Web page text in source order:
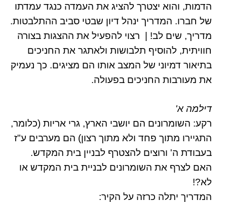
הדמות, והוא יצטרך להציג את העמדה כנגד עמדתו
של חברו. המדריך ינהל דיון שבטי סביב ההתלבטות.
מדריך, שים לב! | רצוי להפעיל את ההצגות בצורה
חוויתית, להוסיף תלבושות ולאתגר את החניכים
בתיאור דמיוני של המצב אותו הם מציגים. כך נעמיק
את מעורבות החניכים בפעולה.
דילמה א'
רקע: השומרונים הם יושבי הארץ, גרי אריות (כלומר,
התגיירו מתוך פחד ולא מתוך רצון) הם מערבים ע"ז
בעבודת ה' ורוצים להצטרף לבניין בית המקדש.
האם לצרף את השומרונים לבניית בית המקדש או
לא?!
המדריך יתלה כרזה על הקיר: